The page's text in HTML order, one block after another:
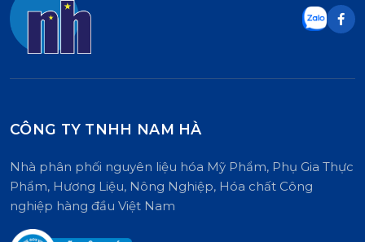
CÔNG TY TNHH NAM HÀ
Nhà phân phối nguyên liệu hóa Mỹ Phẩm, Phụ Gia Thực
Phẩm, Hương Liệu, Nông Nghiệp, Hóa chất Công
nghiệp hàng đầu Việt Nam